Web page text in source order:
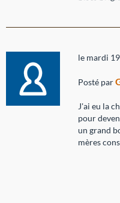
le mardi
Posté par
J'ai eu la
pour
un grand
mères